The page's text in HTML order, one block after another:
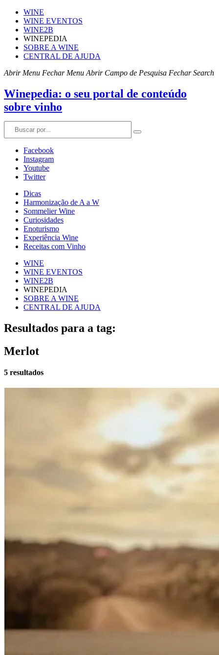
WINE
WINE EVENTOS
WINE2B
WINEPEDIA
SOBRE A WINE
CENTRAL DE AJUDA
Abrir Menu Fechar Menu Abrir Campo de Pesquisa Fechar Search
Winepedia: o seu portal de conteúdo
sobre vinho
Facebook
Instagram
Youtube
Twitter
Dicas
Harmonização de A a W
Sommelier Wine
Curiosidades
Enoturismo
Experiência Wine
Receitas com Vinho
WINE
WINE EVENTOS
WINE2B
WINEPEDIA
SOBRE A WINE
CENTRAL DE AJUDA
Resultados para a tag:
Merlot
5 resultados